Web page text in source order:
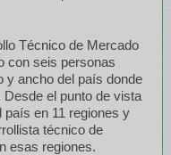
Técnico de Mercado
con seis personas
y ancho del país donde
el punto de vista
en 11 regiones y
técnico de
esas regiones.